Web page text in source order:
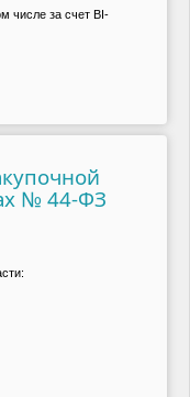
числе за счет BI-
№ 44-ФЗ